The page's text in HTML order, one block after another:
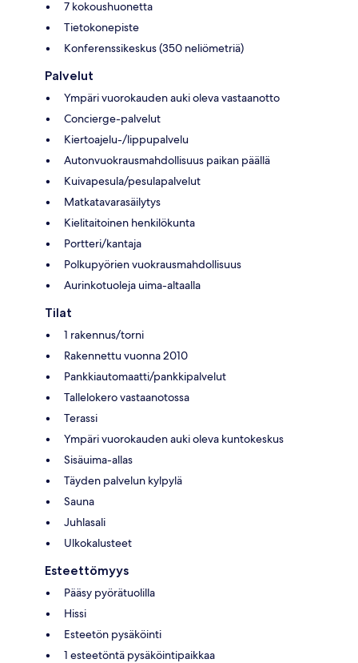
7 kokoushuonetta
Tietokonepiste
Konferenssikeskus (350 neliömetriä)
Palvelut
Ympäri vuorokauden auki oleva vastaanotto
Concierge-palvelut
Kiertoajelu-/lippupalvelu
Autonvuokrausmahdollisuus paikan päällä
Kuivapesula/pesulapalvelut
Matkatavarasäilytys
Kielitaitoinen henkilökunta
Portteri/kantaja
Polkupyörien vuokrausmahdollisuus
Aurinkotuoleja uima-altaalla
Tilat
1 rakennus/torni
Rakennettu vuonna 2010
Pankkiautomaatti/pankkipalvelut
Tallelokero vastaanotossa
Terassi
Ympäri vuorokauden auki oleva kuntokeskus
Sisäuima-allas
Täyden palvelun kylpylä
Sauna
Juhlasali
Ulkokalusteet
Esteettömyys
Pääsy pyörätuolilla
Hissi
Esteetön pysäköinti
1 esteetöntä pysäköintipaikkaa